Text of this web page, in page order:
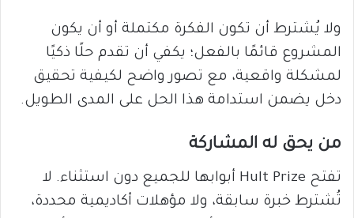
ولا يُشترط أن تكون الفكرة مكتملة أو أن يكون
المشروع قائمًا بالفعل؛ يكفي أن تقدم حلًا ذكيًا
لمشكلة واقعية، مع تصور واضح لكيفية تحقيق
دخل يضمن استدامة هذا الحل على المدى الطويل.
من يحق له المشاركة
تفتح Hult Prize أبوابها للجميع دون استثناء. لا
تُشترط خبرة سابقة، ولا مؤهلات أكاديمية محددة،